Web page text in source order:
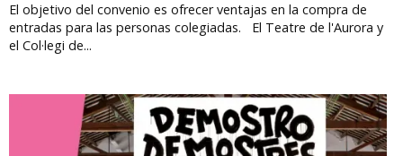
El objetivo del convenio es ofrecer ventajas en la compra de
entradas para las personas colegiadas. El Teatre de l'Aurora y
el Col·legi de...